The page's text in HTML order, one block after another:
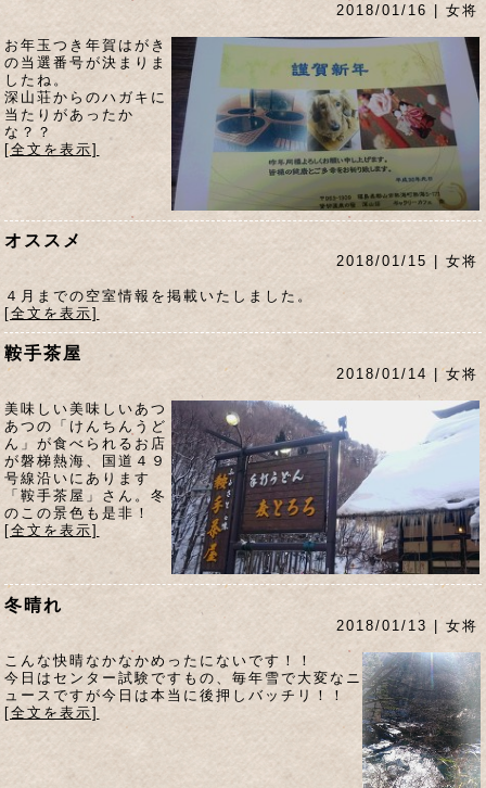
2018/01/16 | 女将
お年玉つき年賀はがき
の当選番号が決まりま
したね。
深山荘からのハガキに
当たりがあったか
な？？
[全文を表示]
オススメ
2018/01/15 | 女将
４月までの空室情報を掲載いたしました。
[全文を表示]
鞍手茶屋
2018/01/14 | 女将
美味しい美味しいあつ
あつの「けんちんうど
ん」が食べられるお店
が磐梯熱海、国道４９
号線沿いにあります
「鞍手茶屋」さん。冬
のこの景色も是非！
[全文を表示]
冬晴れ
2018/01/13 | 女将
こんな快晴なかなかめったにないです！！
今日はセンター試験ですもの、毎年雪で大変なニ
ュースですが今日は本当に後押しバッチリ！！
[全文を表示]